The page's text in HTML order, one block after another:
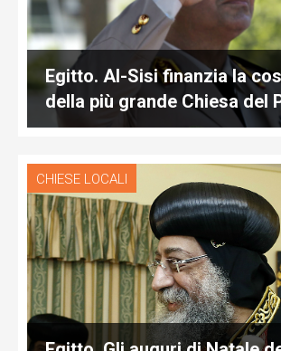
Egitto. Al-Sisi finanzia la
della più grande Chiesa del
CHIESE LOCALI